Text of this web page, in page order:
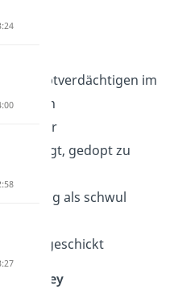
alt
Hauptverdächtigen im
Simon
Spieler
gedopt zu
als schwul
und geschickt
Macauley